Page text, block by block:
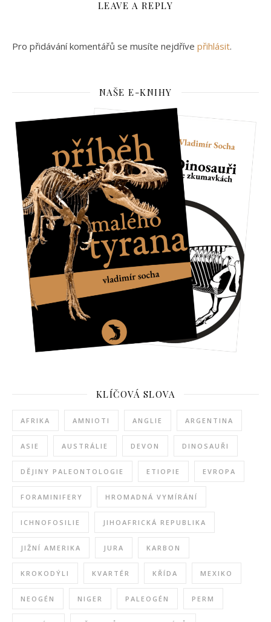
LEAVE A REPLY
Pro přidávání komentářů se musíte nejdříve přihlásit.
NAŠE E-KNIHY
KLÍČOVÁ SLOVA
AFRIKA AMNIOTI ANGLIE ARGENTINA
ASIE AUSTRÁLIE DEVON DINOSAUŘI
DĚJINY PALEONTOLOGIE ETIOPIE EVROPA
FORAMINIFERY HROMADNÁ VYMÍRÁNÍ
ICHNOFOSILIE JIHOAFRICKÁ REPUBLIKA
JIŽNÍ AMERIKA JURA KARBON
KROKODÝLI KVARTÉR KŘÍDA MEXIKO
NEOGÉN NIGER PALEOGÉN PERM